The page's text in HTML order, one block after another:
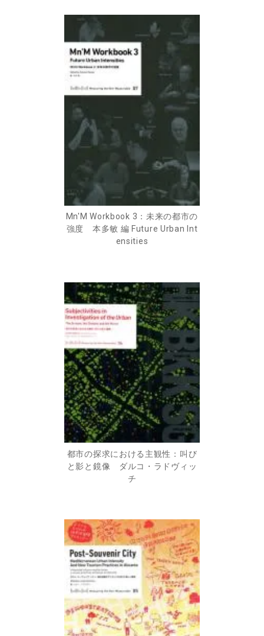
Mn'M Workbook 3：未来の都市の
強度 本多敏 編 Future Urban Int
ensities
都市の探求における主観性：叫び
と影と鏡像 ダルコ・ラドヴィッ
チ